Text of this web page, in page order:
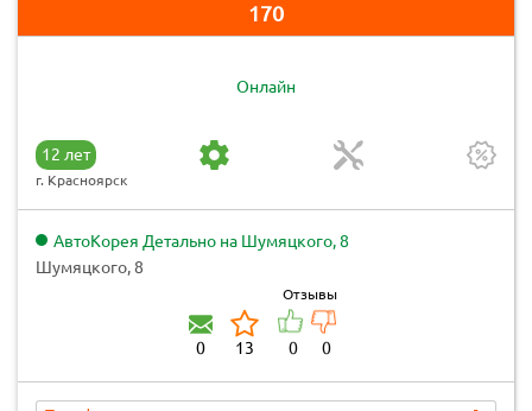
170
Онлайн
12 лет
г. Красноярск
АвтоКорея Детально на Шумяцкого, 8
Шумяцкого, 8
0 13
Отзывы
0 0